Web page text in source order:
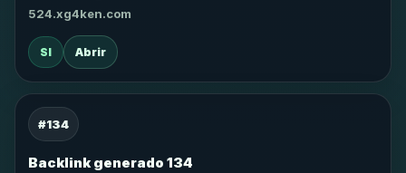
524.xg4ken.com
SI Abrir
#134
Backlink generado 134